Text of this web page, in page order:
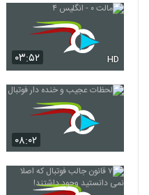
۰۳:۵۲ HD
۰۸:۰۲